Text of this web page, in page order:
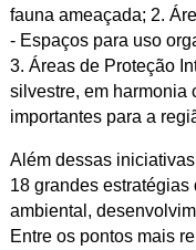
fauna ameaçada; 2.
- Espaços para uso
3. Áreas de Proteção
silvestre, em harmonia
importantes para a
Além dessas
18 grandes
ambiental,
Entre os pontos mais